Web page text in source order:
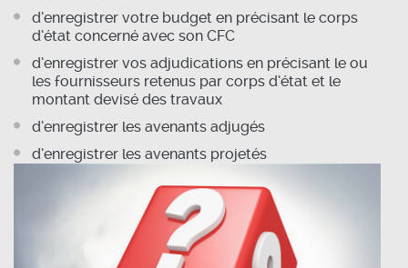
d’enregistrer votre budget en précisant le corps
d’état concerné avec son CFC
d’enregistrer vos adjudications en précisant le ou
les fournisseurs retenus par corps d’état et le
montant devisé des travaux
d’enregistrer les avenants adjugés
d’enregistrer les avenants projetés